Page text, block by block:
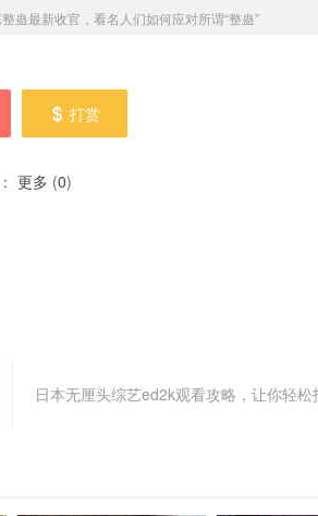
蛊最新收官，看名人们如何应对所谓“整蛊”
打赏
更多 (0)
日本无厘头综艺ed2k观看攻略，让你轻